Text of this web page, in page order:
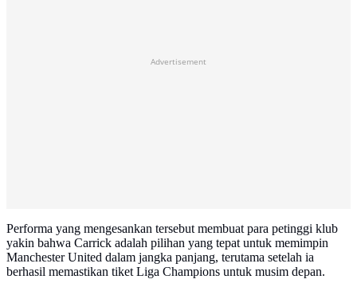
Advertisement
Performa yang mengesankan tersebut membuat para petinggi klub
yakin bahwa Carrick adalah pilihan yang tepat untuk memimpin
Manchester United dalam jangka panjang, terutama setelah ia
berhasil memastikan tiket Liga Champions untuk musim depan.